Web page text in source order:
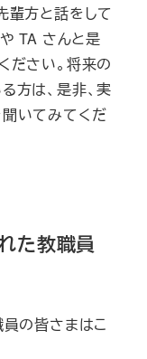
輩方と話をして
TA さんと是
ださい。将来の
方は、是非、実
いてみてくだ
た教職員
の皆さまはこ